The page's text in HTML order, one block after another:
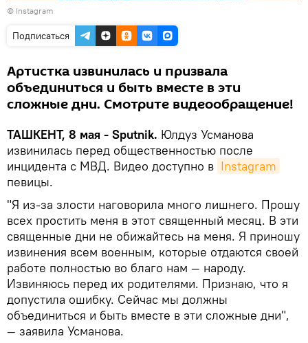
© Instagram
Подписаться
Артистка извинилась и призвала
объединиться и быть вместе в эти
сложные дни. Смотрите видеообращение!
ТАШКЕНТ, 8 мая - Sputnik. Юлдуз Усманова
извинилась перед общественностью после
инцидента с МВД. Видео доступно в Instagram
певицы.
"Я из-за злости наговорила много лишнего. Прошу
всех простить меня в этот священный месяц. В эти
священные дни не обижайтесь на меня. Я приношу
извинения всем военным, которые отдаются своей
работе полностью во благо нам — народу.
Извиняюсь перед их родителями. Признаю, что я
допустила ошибку. Сейчас мы должны
объединиться и быть вместе в эти сложные дни",
— заявила Усманова.